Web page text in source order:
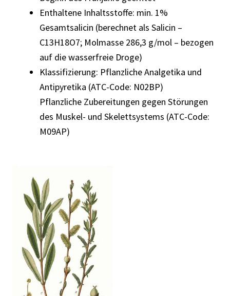
Enthaltene Inhaltsstoffe: min. 1%
Gesamtsalicin (berechnet als Salicin –
C13H18O7; Molmasse 286,3 g/mol – bezogen
auf die wasserfreie Droge)
Klassifizierung: Pflanzliche Analgetika und
Antipyretika (ATC-Code: N02BP)
Pflanzliche Zubereitungen gegen Störungen
des Muskel- und Skelettsystems (ATC-Code:
M09AP)